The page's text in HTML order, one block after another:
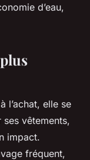
d’eau,
l’achat, elle se
vêtements,
impact.
fréquent,